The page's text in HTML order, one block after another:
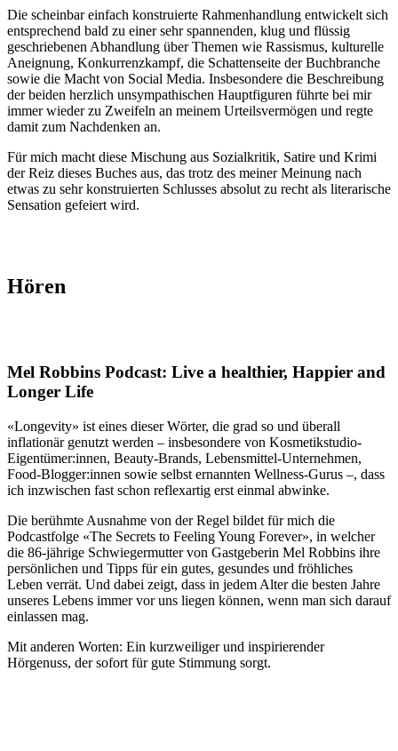
Die scheinbar einfach konstruierte Rahmenhandlung entwickelt sich
entsprechend bald zu einer sehr spannenden, klug und flüssig
geschriebenen Abhandlung über Themen wie Rassismus, kulturelle
Aneignung, Konkurrenzkampf, die Schattenseite der Buchbranche
sowie die Macht von Social Media. Insbesondere die Beschreibung
der beiden herzlich unsympathischen Hauptfiguren führte bei mir
immer wieder zu Zweifeln an meinem Urteilsvermögen und regte
damit zum Nachdenken an.
Für mich macht diese Mischung aus Sozialkritik, Satire und Krimi
der Reiz dieses Buches aus, das trotz des meiner Meinung nach
etwas zu sehr konstruierten Schlusses absolut zu recht als literarische
Sensation gefeiert wird.
Hören
Mel Robbins Podcast: Live a healthier, Happier and
Longer Life
«Longevity» ist eines dieser Wörter, die grad so und überall
inflationär genutzt werden – insbesondere von Kosmetikstudio-
Eigentümer:innen, Beauty-Brands, Lebensmittel-Unternehmen,
Food-Blogger:innen sowie selbst ernannten Wellness-Gurus –, dass
ich inzwischen fast schon reflexartig erst einmal abwinke.
Die berühmte Ausnahme von der Regel bildet für mich die
Podcastfolge «The Secrets to Feeling Young Forever», in welcher
die 86-jährige Schwiegermutter von Gastgeberin Mel Robbins ihre
persönlichen und Tipps für ein gutes, gesundes und fröhliches
Leben verrät. Und dabei zeigt, dass in jedem Alter die besten Jahre
unseres Lebens immer vor uns liegen können, wenn man sich darauf
einlassen mag.
Mit anderen Worten: Ein kurzweiliger und inspirierender
Hörgenuss, der sofort für gute Stimmung sorgt.